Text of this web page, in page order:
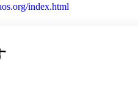
index.html